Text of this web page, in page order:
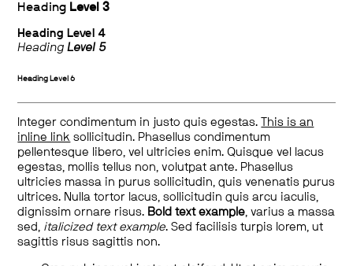
Heading Level 3
Heading Level 4
HeadingLevel 5
Heading Level 6
Integer condimentum in justo quis egestas.
This is an
inline link sollicitudin. Phasellus condimentum
pellentesque libero, vel ultricies enim. Quisque vel lacus
egestas, mollis tellus non, volutpat ante. Phasellus
ultricies massa in purus sollicitudin, quis venenatis purus
ultrices. Nulla tortor lacus, sollicitudin quis arcu iaculis,
dignissim ornare risus. Bold text example, varius a massa
sed, italicized text example. Sed facilisis turpis lorem, ut
sagittis risus sagittis non.